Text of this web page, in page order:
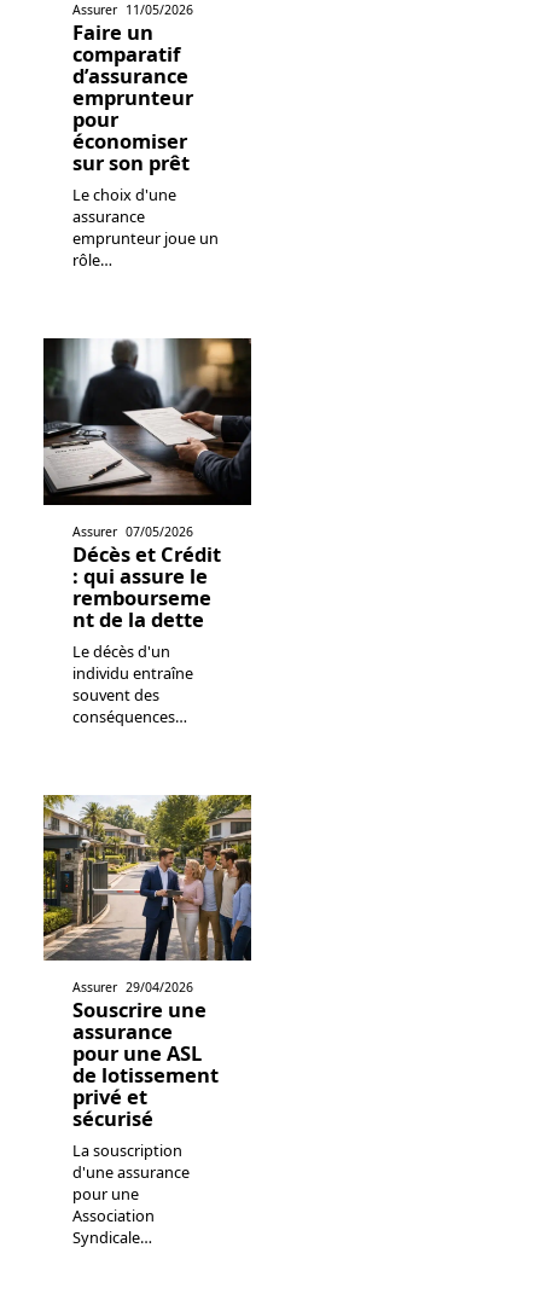
Assurer 11/05/2026
Faire un
comparatif
d’assurance
emprunteur
pour
économiser
sur son prêt
Le choix d'une
assurance
emprunteur joue un
rôle…
Assurer 07/05/2026
Décès et Crédit
: qui assure le
rembourseme
nt de la dette
Le décès d'un
individu entraîne
souvent des
conséquences…
Assurer 29/04/2026
Souscrire une
assurance
pour une ASL
de lotissement
privé et
sécurisé
La souscription
d'une assurance
pour une
Association
Syndicale…